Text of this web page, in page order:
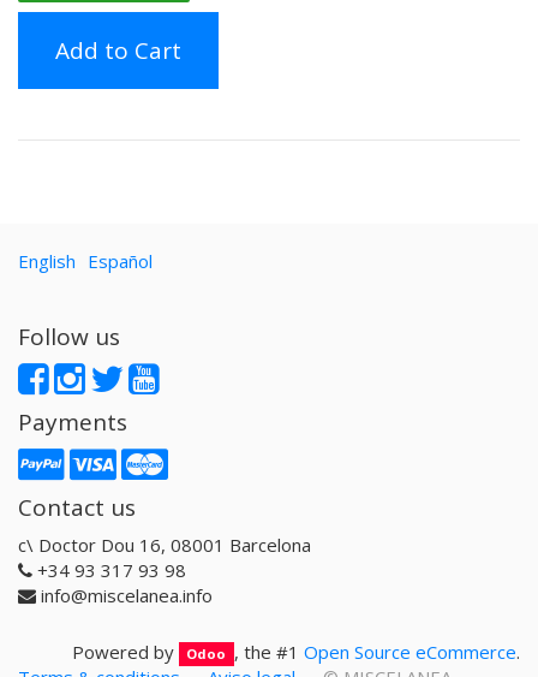
Add to Cart
English Español
Follow us
Payments
Contact us
c\ Doctor Dou 16, 08001 Barcelona
+34 93 317 93 98
info@miscelanea.info
Powered by Odoo , the #1 Open Source eCommerce.